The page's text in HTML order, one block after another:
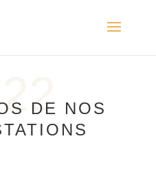
DE NOS